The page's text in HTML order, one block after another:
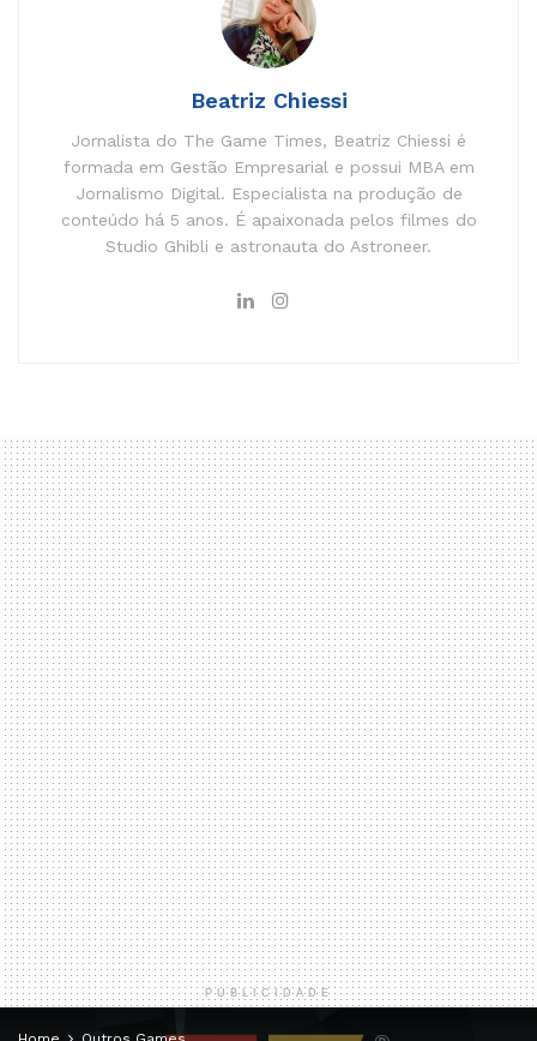
Beatriz Chiessi
Jornalista do The Game Times, Beatriz Chiessi é
formada em Gestão Empresarial e possui MBA em
Jornalismo Digital. Especialista na produção de
conteúdo há 5 anos. É apaixonada pelos filmes do
Studio Ghibli e astronauta do Astroneer.
PUBLICIDADE